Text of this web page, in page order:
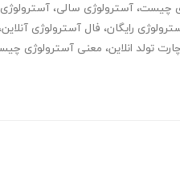
چیست، آسترولوژی سالی،
رایگان، فال آسترولوژی آنلاین،
چارت تولد انلاین، معنی آسترولوژی